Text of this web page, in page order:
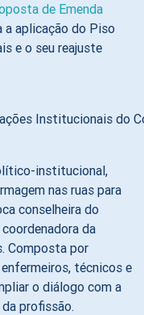
de Emenda
a aplicação do Piso
e o seu reajuste
Institucionais do
institucional,
nas ruas para
conselheira do
da
Composta por
técnicos e
o diálogo com a
profissão.